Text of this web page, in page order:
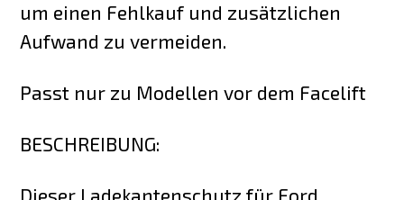
um einen Fehlkauf und zusätzlichen
Aufwand zu vermeiden.
Passt nur zu Modellen vor dem Facelift
BESCHREIBUNG:
Dieser Ladekantenschutz für Ford